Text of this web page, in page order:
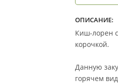
ОПИСАНИЕ:
Киш-лорен
корочкой.
Данную
горячем